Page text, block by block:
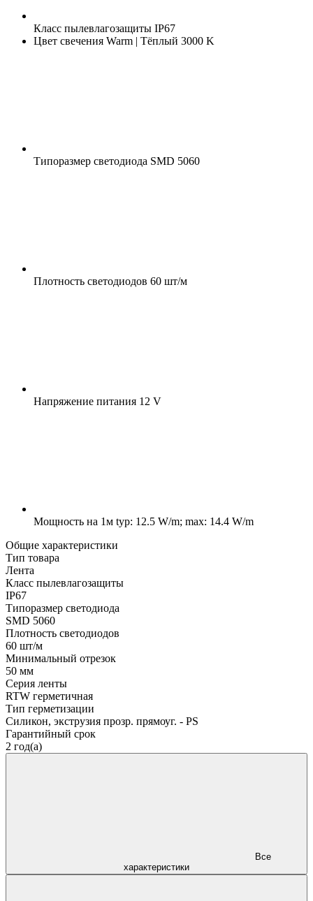
Класс пылевлагозащиты IP67
Цвет свечения Warm | Тёплый 3000 K
Типоразмер светодиода SMD 5060
Плотность светодиодов 60 шт/м
Напряжение питания 12 V
Мощность на 1м typ: 12.5 W/m; max: 14.4 W/m
Общие характеристики
Тип товара
Лента
Класс пылевлагозащиты
IP67
Типоразмер светодиода
SMD 5060
Плотность светодиодов
60 шт/м
Минимальный отрезок
50 мм
Серия ленты
RTW герметичная
Тип герметизации
Силикон, экструзия прозр. прямоуг. - PS
Гарантийный срок
2 год(а)
характеристики